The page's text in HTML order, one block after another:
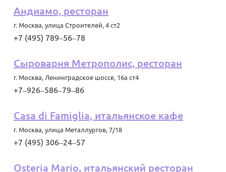
Андиамо, ресторан
г. Москва, улица Строителей, 4 ст2
+7 (495) 789‒56‒78
Сыроварня Метрополис, ресторан
г. Москва, Ленинградское шоссе, 16а ст4
+7‒926‒586‒79‒86
Casa di Famiglia, итальянское кафе
г. Москва, улица Металлургов, 7/18
+7 (495) 306‒24‒57
Osteria Mario, итальянский ресторан